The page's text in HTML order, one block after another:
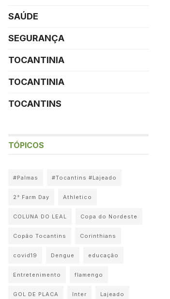
SAÚDE
SEGURANÇA
TOCANTINIA
TOCANTINIA
TOCANTINS
TÓPICOS
#Palmas #Tocantins #Lajeado
2° Farm Day Athletico
COLUNA DO LEAL Copa do Nordeste
Copão Tocantins Corinthians
covid19 Dengue educação
Entretenimento flamengo
GOL DE PLACA Inter Lajeado